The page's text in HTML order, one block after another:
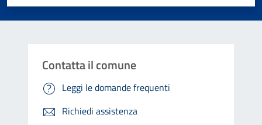
Contatta il comune
Leggi le domande frequenti
Richiedi assistenza